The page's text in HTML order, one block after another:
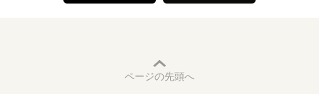
ページの先頭へ